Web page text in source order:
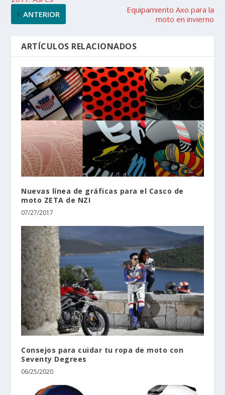
ANTERIOR
Equipamiento Axo para la
moto en invierno
ARTÍCULOS RELACIONADOS
Nuevas línea de gráficas para el Casco de
moto ZETA de NZI
07/27/2017
Consejos para cuidar tu ropa de moto con
Seventy Degrees
06/25/2020